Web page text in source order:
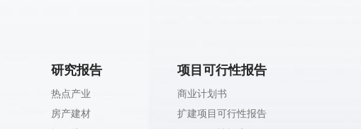
研究报告
热点产业
房产建材
项目可行性报告
商业计划书
扩建项目可行性报告